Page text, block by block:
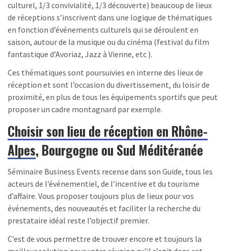
culturel, 1/3 convivialité, 1/3 découverte) beaucoup de lieux
de réceptions s’inscrivent dans une logique de thématiques
en fonction d’événements culturels qui se déroulent en
saison, autour de la musique ou du cinéma (festival du film
fantastique d’Avoriaz, Jazz à Vienne, etc ).
Ces thématiques sont poursuivies en interne des lieux de
réception et sont l’occasion du divertissement, du loisir de
proximité, en plus de tous les équipements sportifs que peut
proposer un cadre montagnard par exemple.
Choisir son lieu de réception en Rhône-
Alpes, Bourgogne ou Sud Méditéranée
Séminaire Business Events recense dans son Guide, tous les
acteurs de l’événementiel, de l’incentive et du tourisme
d’affaire. Vous proposer toujours plus de lieux pour vos
événements, des nouveautés et faciliter la recherche du
prestataire idéal reste l’objectif premier.
C’est de vous permettre de trouver encore et toujours la